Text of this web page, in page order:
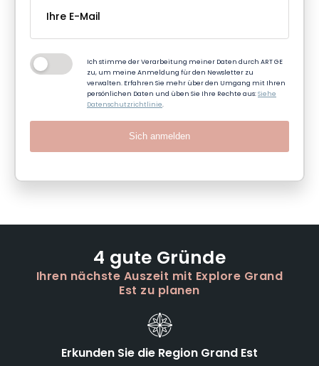
Ich stimme der Verarbeitung meiner Daten durch ART GE
zu, um meine Anmeldung für den Newsletter zu
verwalten. Erfahren Sie mehr über den Umgang mit Ihren
persönlichen Daten und üben Sie Ihre Rechte aus:Siehe
Datenschutzrichtlinie.
Sich anmelden
4 gute Gründe
Ihren nächste Auszeit mit Explore Grand
Est zu planen
Erkunden Sie die Region Grand Est